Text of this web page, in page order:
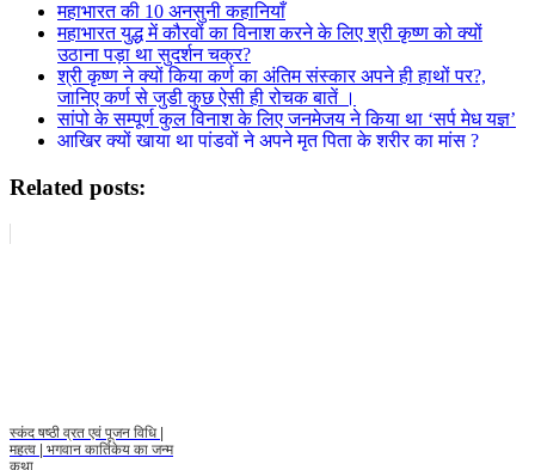
महाभारत की 10 अनसुनी कहानियाँ
महाभारत युद्ध में कौरवों का विनाश करने के लिए श्री कृष्ण को क्यों
उठाना पड़ा था सुदर्शन चक्र?
श्री कृष्ण ने क्यों किया कर्ण का अंतिम संस्कार अपने ही हाथों पर?,
जानिए कर्ण से जुडी कुछ ऐसी ही रोचक बातें ।
सांपो के सम्पूर्ण कुल विनाश के लिए जनमेजय ने किया था ‘सर्प मेध यज्ञ’
आखिर क्यों खाया था पांडवों ने अपने मृत पिता के शरीर का मांस ?
Related posts:
स्कंद षष्ठी व्रत एवं पूजन विधि |
महत्व | भगवान कार्तिकेय का जन्म
कथा